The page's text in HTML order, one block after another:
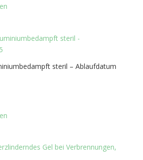
steril – Ablaufdatum